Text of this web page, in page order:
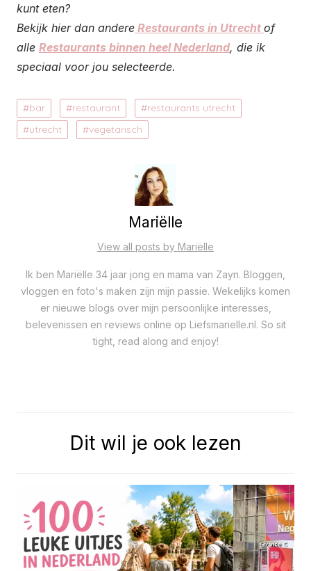
kunt eten?
Bekijk hier dan andere Restaurants in Utrecht of
alle Restaurants binnen heel Nederland, die ik
speciaal voor jou selecteerde.
bar restaurant
restaurants utrecht
utrecht
vegetarisch
Mariëlle
View all posts by Mariëlle
Ik ben Mariëlle 34 jaar jong en mama van Zayn. Bloggen,
vloggen en foto's maken zijn mijn passie. Wekelijks komen
er nieuwe blogs over mijn persoonlijke interesses,
belevenissen en reviews online op Liefsmarielle.nl. So sit
tight, read along and enjoy!
Dit wil je ook lezen